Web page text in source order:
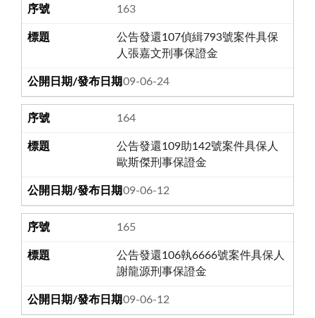
163
公告發還107偵緝793號案件具保
人張嘉文刑事保證金
109-06-24
164
公告發還109助142號案件具保人
歐斯傑刑事保證金
109-06-12
165
公告發還106執6666號案件具保人
謝龍源刑事保證金
109-06-12